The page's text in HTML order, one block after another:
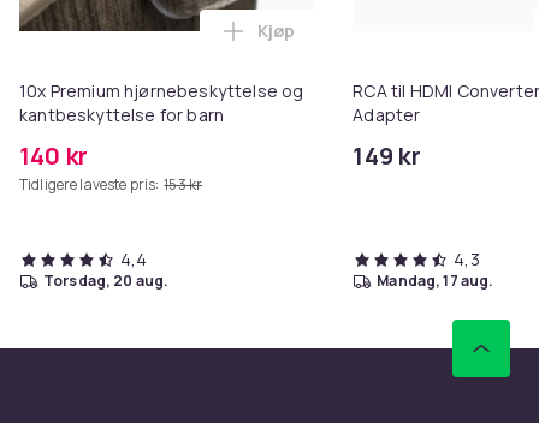
Vekt 1.48kg
Pitch gir MOD 0.5
Maks batteristørrelse 112x34x23mm
Produktsikkerhetsinformasjon
10x Premium hjørnebeskyttelse og
kantbeskyttelse for barn
140 kr
Tidligere laveste pris: 153 kr
Legg 10x Premium
Kjøp
4,4
torsdag, 20 aug.
RCA til HDMI
Adapter
149 kr
4,3
mandag, 17 aug.